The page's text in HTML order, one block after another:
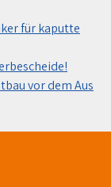
für kaputte
vor dem Aus